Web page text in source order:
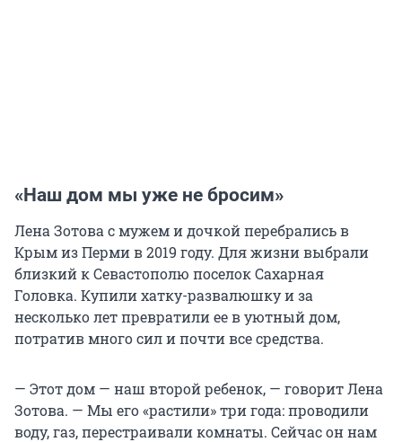
«Наш дом мы уже не бросим»
Лена Зотова с мужем и дочкой перебрались в
Крым из Перми в 2019 году. Для жизни выбрали
близкий к Севастополю поселок Сахарная
Головка. Купили хатку-развалюшку и за
несколько лет превратили ее в уютный дом,
потратив много сил и почти все средства.
— Этот дом — наш второй ребенок, — говорит Лена
Зотова. — Мы его «растили» три года: проводили
воду, газ, перестраивали комнаты. Сейчас он нам